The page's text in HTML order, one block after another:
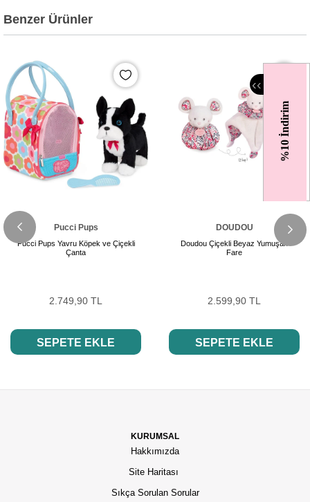
%10 İndirim
‹‹
Benzer Ürünler
Pucci Pups
Pucci Pups Yavru Köpek ve Çiçekli
Çanta
2.749,90 TL
SEPETE EKLE
DOUDOU
Doudou Çiçekli Beyaz Yumuşak
Fare
2.599,90 TL
SEPETE EKLE
KURUMSAL
Hakkımızda
Site Haritası
Sıkça Sorulan Sorular